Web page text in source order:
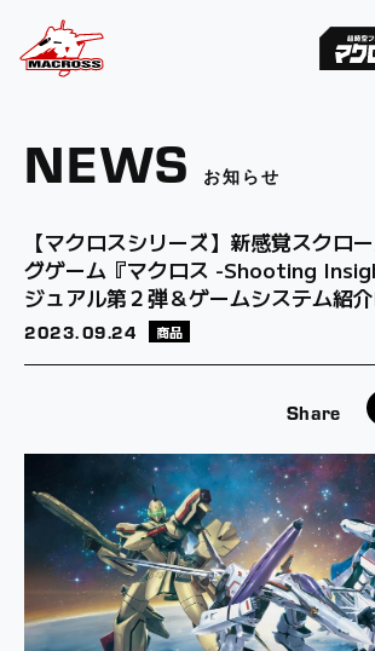
NEWS お知らせ
【マクロスシリーズ】新感覚スクロ
グゲーム『マクロス -Shooting
ジュアル第２弾＆ゲームシステム紹
2023.09.24 商品